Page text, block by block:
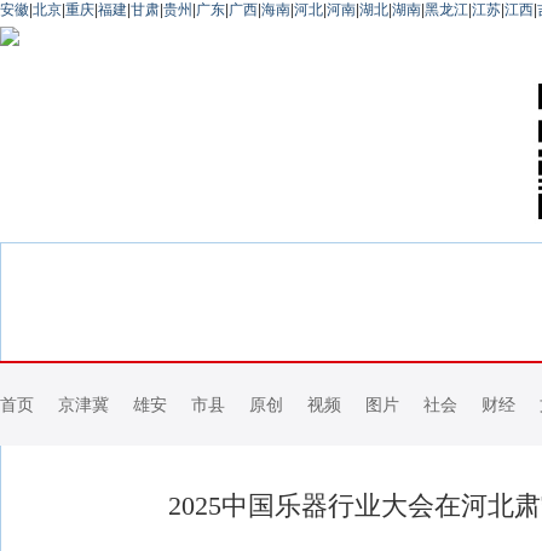
安徽 北京 重庆 福建 甘肃 贵州 广东 广西 海南 河北 河南 湖北 湖南 黑龙江 江苏 江西
首页 京津冀 雄安 市县 原创 视频 图片 社会 财经
2025中国乐器行业大会在河北